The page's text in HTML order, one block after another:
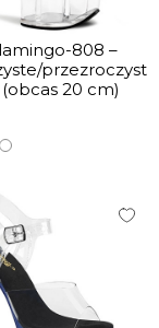
808 –
przezroczyst
(obcas 20 cm)